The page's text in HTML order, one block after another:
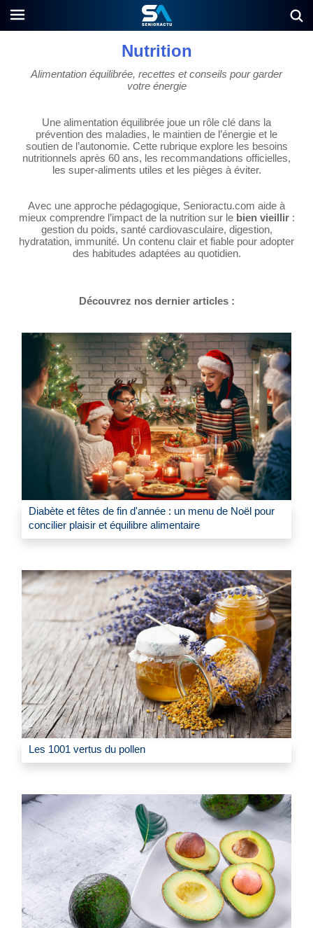
Nutrition
Alimentation équilibrée, recettes et conseils pour garder
votre énergie
Une alimentation équilibrée joue un rôle clé dans la
prévention des maladies, le maintien de l’énergie et le
soutien de l’autonomie. Cette rubrique explore les besoins
nutritionnels après 60 ans, les recommandations officielles,
les super-aliments utiles et les pièges à éviter.
Avec une approche pédagogique, Senioractu.com aide à
mieux comprendre l’impact de la nutrition sur le bien vieillir:
gestion du poids, santé cardiovasculaire, digestion,
hydratation, immunité. Un contenu clair et fiable pour adopter
des habitudes adaptées au quotidien.
Découvrez nos dernier articles :
Diabète et fêtes de fin d'année : un menu de Noël pour
concilier plaisir et équilibre alimentaire
Les 1001 vertus du pollen